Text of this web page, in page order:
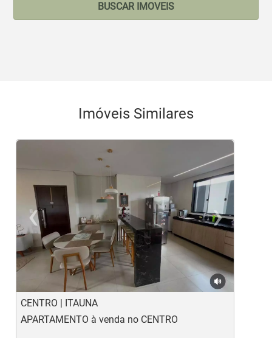
BUSCAR IMOVEIS
Imóveis Similares
‹
Previous
›
CENTRO | ITAUNA
APARTAMENTO à venda no CENTRO